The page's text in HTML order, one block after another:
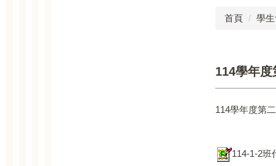
首頁 學
114學年
114學年度第
114-1-2班